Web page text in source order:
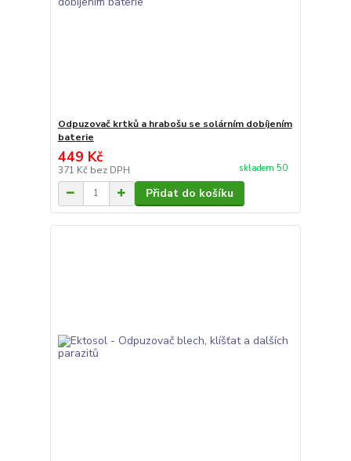
Odpuzovač krtků a hrabošu se solárním dobíjením
baterie
449 Kč
371 Kč bez DPH skladem 50
Přidat do košíku